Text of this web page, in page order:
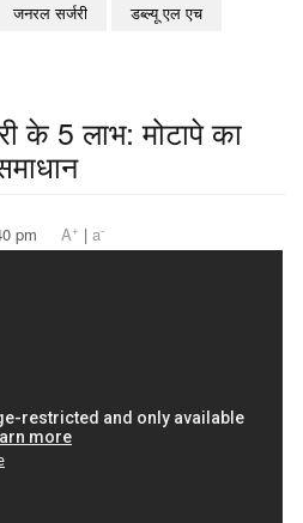
जनरल सर्जरी
डब्ल्यू एल एच
के 5 लाभ: मोटापे का
pm A+ | a-